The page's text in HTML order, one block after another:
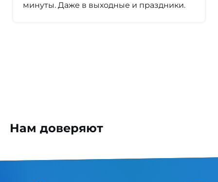
минуты. Даже в выходные и праздники.
Нам доверяют